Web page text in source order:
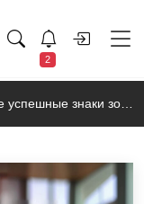
2
зодиака и их ключевые черты